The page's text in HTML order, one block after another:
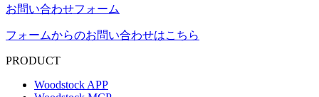
お問い合わせフォーム
フォームからのお問い合わせはこちら
PRODUCT
Woodstock APP